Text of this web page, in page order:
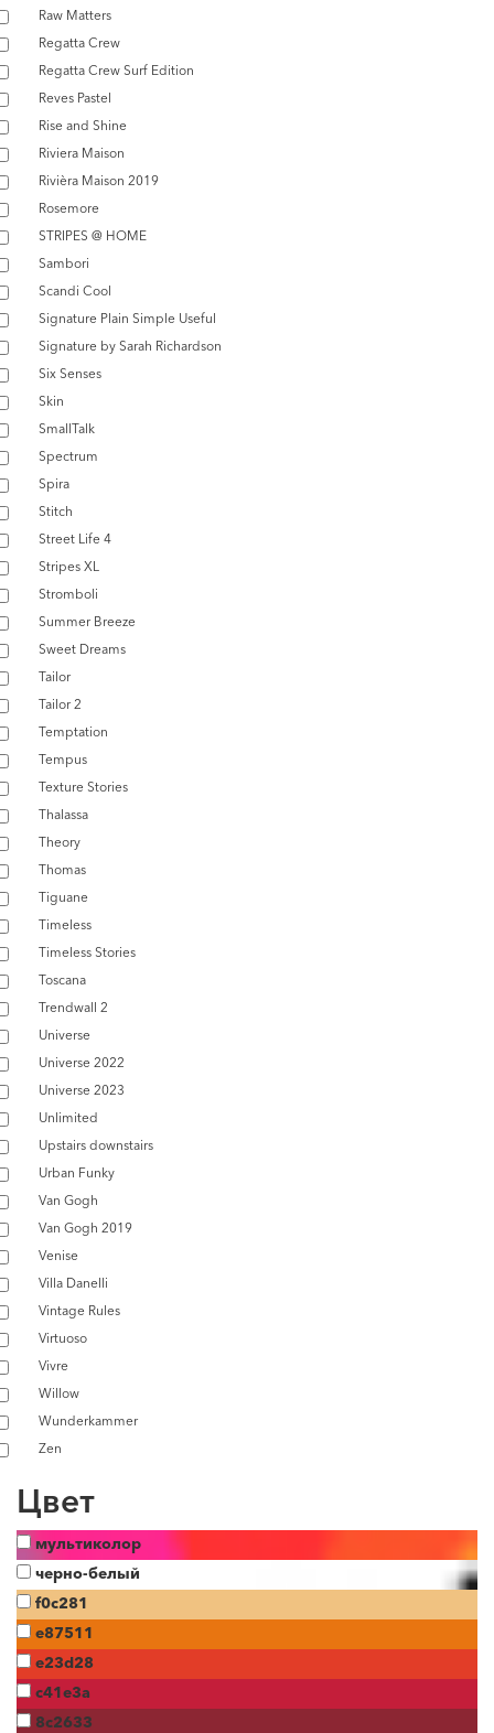
Raw Matters
Regatta Crew
Regatta Crew Surf Edition
Reves Pastel
Rise and Shine
Riviera Maison
Rivièra Maison 2019
Rosemore
STRIPES @ HOME
Sambori
Scandi Cool
Signature Plain Simple Useful
Signature by Sarah Richardson
Six Senses
Skin
SmallTalk
Spectrum
Spira
Stitch
Street Life 4
Stripes XL
Stromboli
Summer Breeze
Sweet Dreams
Tailor
Tailor 2
Temptation
Tempus
Texture Stories
Thalassa
Theory
Thomas
Tiguane
Timeless
Timeless Stories
Toscana
Trendwall 2
Universe
Universe 2022
Universe 2023
Unlimited
Upstairs downstairs
Urban Funky
Van Gogh
Van Gogh 2019
Venise
Villa Danelli
Vintage Rules
Virtuoso
Vivre
Willow
Wunderkammer
Zen
Цвет
мультиколор
черно-белый
f0c281
e87511
e23d28
c41e3a
8c2633